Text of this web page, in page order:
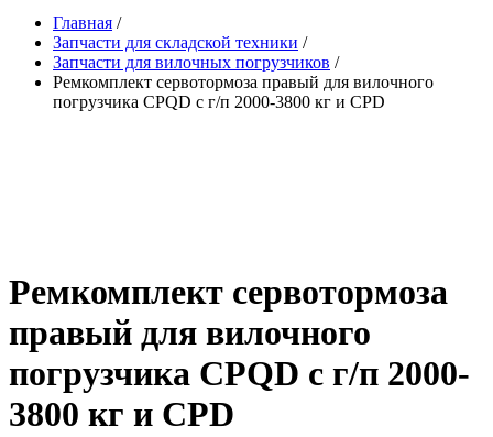
Главная /
Запчасти для складской техники /
Запчасти для вилочных погрузчиков /
Ремкомплект сервотормоза правый для вилочного
погрузчика CPQD с г/п 2000-3800 кг и CPD
Ремкомплект сервотормоза
правый для вилочного
погрузчика CPQD с г/п 2000-
3800 кг и CPD